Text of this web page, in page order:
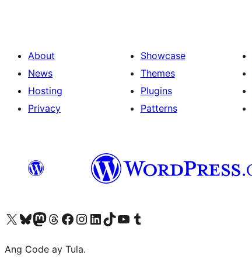
About
News
Hosting
Privacy
Showcase
Themes
Plugins
Patterns
Visit our X (formerly Twitter) account
Bisitahin ang aming Bluesky account
Visit our Mastodon account
Bisitahin ang aming Threads account
Visit our Facebook page
Visit our Instagram account
Visit our LinkedIn account
Bisitahin ang aming TikTok account
Visit our YouTube channel
Bisitahin ang aming Tumblr account
Ang Code ay Tula.